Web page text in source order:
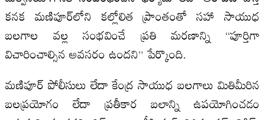
కనక మణిపూర్‌లోని కల్లోలిత ప్రాంతంతో సహా సాయుధ
బలగాల వల్ల సంభవించే ప్రతి మరణాన్ని “పూర్తిగా
విచారించాల్సిన అవసరం ఉందని” పేర్కొంది.
మణిపూర్ పోలీసులు లేదా కేంద్ర సాయుధ బలగాలు మితిమీరిన
బలప్రయోగం లేదా ప్రతీకార బలాన్ని ఉపయోగించడం